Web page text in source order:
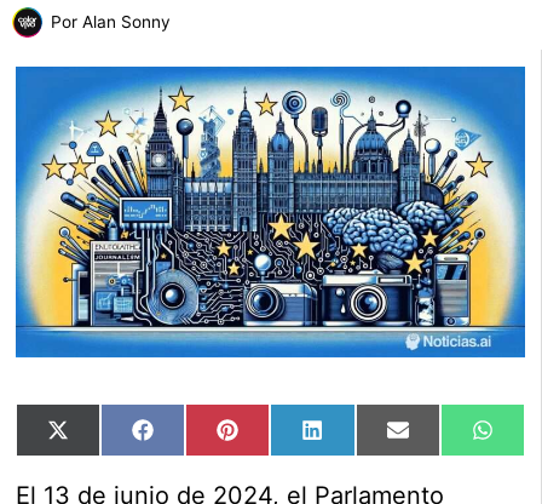
Por Alan Sonny
Compartir
en
X
Compartir
en
FacebookCompartir
en
PinterestCompartir
en
LinkedInCompartir
en
Email
en
El 13 de junio de 2024, el Parlamento